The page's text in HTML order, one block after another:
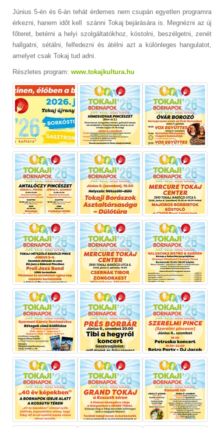
Június 5-én és 6-án tehát érdemes nem csupán egyetlen programra
érkezni, hanem időt kell szánni Tokaj bejárására is. Megnézni az új
főteret, betérni a helyi szolgáltatókhoz, kóstolni, beszélgetni, zenét
hallgatni, sétálni, felfedezni és átélni azt a különleges hangulatot,
amelyet csak Tokaj tud adni.
Részletes program: www.tokajkultura.hu